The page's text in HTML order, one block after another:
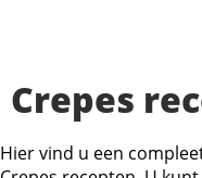
Crepes
Hier vind u een